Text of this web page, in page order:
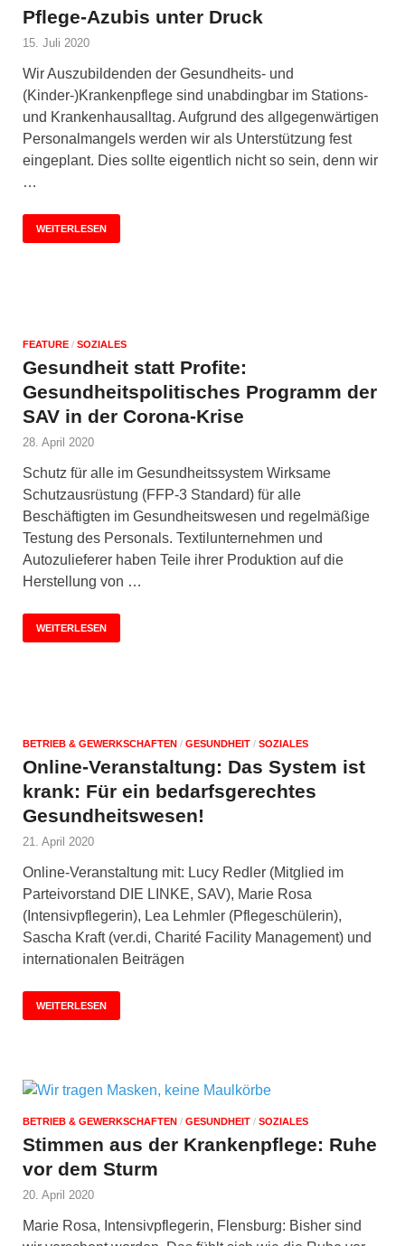
Pflege-Azubis unter Druck
15. Juli 2020
Wir Auszubildenden der Gesundheits- und
(Kinder-)Krankenpflege sind unabdingbar im Stations-
und Krankenhausalltag. Aufgrund des allgegenwärtigen
Personalmangels werden wir als Unterstützung fest
eingeplant. Dies sollte eigentlich nicht so sein, denn wir
…
WEITERLESEN
FEATURE / SOZIALES
Gesundheit statt Profite:
Gesundheitspolitisches Programm der
SAV in der Corona-Krise
28. April 2020
Schutz für alle im Gesundheitssystem Wirksame
Schutzausrüstung (FFP-3 Standard) für alle
Beschäftigten im Gesundheitswesen und regelmäßige
Testung des Personals. Textilunternehmen und
Autozulieferer haben Teile ihrer Produktion auf die
Herstellung von …
WEITERLESEN
BETRIEB & GEWERKSCHAFTEN / GESUNDHEIT / SOZIALES
Online-Veranstaltung: Das System ist
krank: Für ein bedarfsgerechtes
Gesundheitswesen!
21. April 2020
Online-Veranstaltung mit: Lucy Redler (Mitglied im
Parteivorstand DIE LINKE, SAV), Marie Rosa
(Intensivpflegerin), Lea Lehmler (Pflegeschülerin),
Sascha Kraft (ver.di, Charité Facility Management) und
internationalen Beiträgen
WEITERLESEN
BETRIEB & GEWERKSCHAFTEN / GESUNDHEIT / SOZIALES
Stimmen aus der Krankenpflege: Ruhe
vor dem Sturm
20. April 2020
Marie Rosa, Intensivpflegerin, Flensburg: Bisher sind